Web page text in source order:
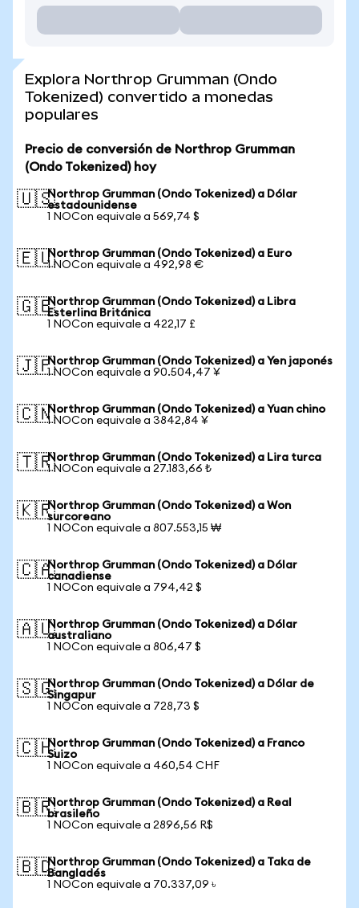
Explora Northrop Grumman (Ondo
Tokenized) convertido a monedas
populares
Precio de conversión de Northrop Grumman
(Ondo Tokenized) hoy
🇺🇸Northrop Grumman (Ondo Tokenized) a Dólar
estadounidense
1 NOCon equivale a 569,74 $
🇪🇺Northrop Grumman (Ondo Tokenized) a Euro
1 NOCon equivale a 492,98 €
🇬🇧Northrop Grumman (Ondo Tokenized) a Libra
Esterlina Británica
1 NOCon equivale a 422,17 £
🇯🇵Northrop Grumman (Ondo Tokenized) a Yen japonés
1 NOCon equivale a 90.504,47 ¥
🇨🇳Northrop Grumman (Ondo Tokenized) a Yuan chino
1 NOCon equivale a 3842,84 ¥
🇹🇷Northrop Grumman (Ondo Tokenized) a Lira turca
1 NOCon equivale a 27.183,66 ₺
🇰🇷Northrop Grumman (Ondo Tokenized) a Won
surcoreano
1 NOCon equivale a 807.553,15 ₩
🇨🇦Northrop Grumman (Ondo Tokenized) a Dólar
canadiense
1 NOCon equivale a 794,42 $
🇦🇺Northrop Grumman (Ondo Tokenized) a Dólar
australiano
1 NOCon equivale a 806,47 $
🇸🇬Northrop Grumman (Ondo Tokenized) a Dólar de
Singapur
1 NOCon equivale a 728,73 $
🇨🇭Northrop Grumman (Ondo Tokenized) a Franco
Suizo
1 NOCon equivale a 460,54 CHF
🇧🇷Northrop Grumman (Ondo Tokenized) a Real
brasileño
1 NOCon equivale a 2896,56 R$
🇧🇩Northrop Grumman (Ondo Tokenized) a Taka de
Bangladés
1 NOCon equivale a 70.337,09 ৳